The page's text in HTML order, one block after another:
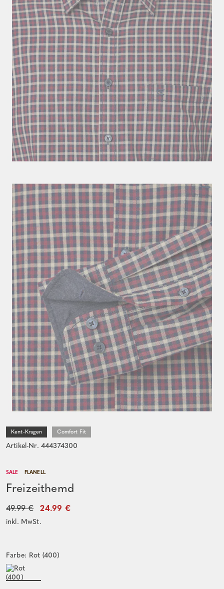
Kent-Kragen Comfort Fit
Artikel-Nr. 444374300
SALE FLANELL
Freizeithemd
49.99 € 24.99 €
inkl. MwSt.
Farbe: Rot (400)